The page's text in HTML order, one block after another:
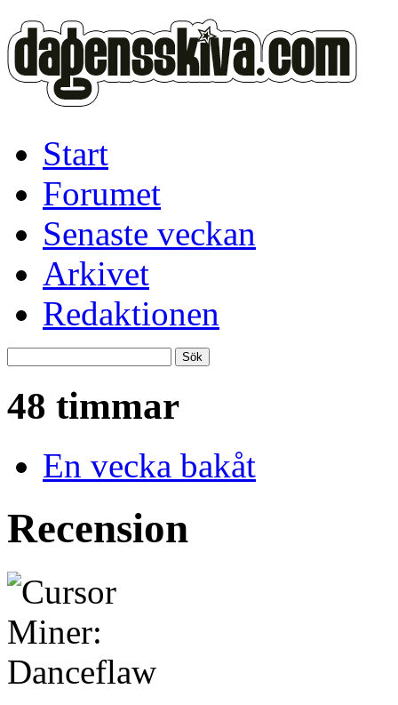
Start
Forumet
Senaste veckan
Arkivet
Redaktionen
48 timmar
En vecka bakåt
Recension